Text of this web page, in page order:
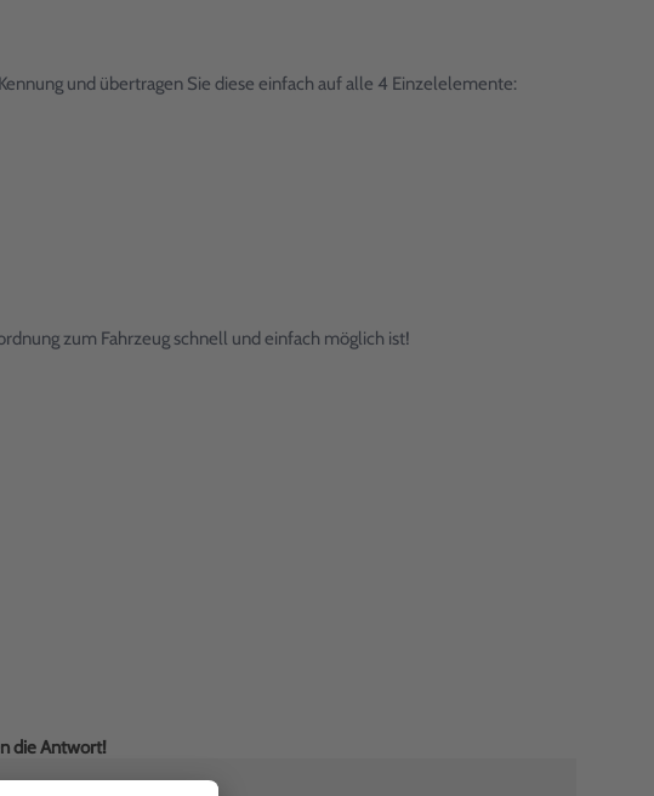
und übertragen Sie diese einfach auf alle 4 Einzelelemente:
zum Fahrzeug schnell und einfach möglich ist!
die Antwort!